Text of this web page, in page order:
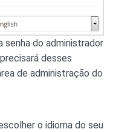
senha do administrador
desses
de administração do
o idioma do seu